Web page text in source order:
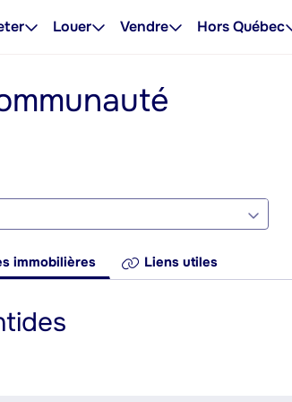
Louer Vendre Hors Québec
immobilières Liens utiles